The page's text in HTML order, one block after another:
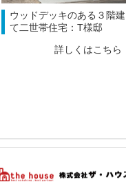
ウッドデッキのある３階建
て二世帯住宅：T様邸
詳しくはこちら